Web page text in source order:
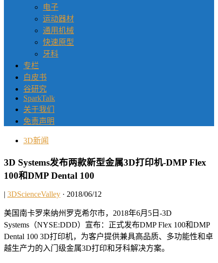
电子
运动器材
通用机械
快速原型
牙科
专栏
白皮书
谷研究
SparkTalk
关于我们
免责声明
3D新闻
3D Systems发布两款新型金属3D打印机-DMP Flex
100和DMP Dental 100
| 3DScienceValley · 2018/06/12
美国南卡罗来纳州罗克希尔市，2018年6月5日-3D
Systems（NYSE:DDD）宣布：正式发布DMP Flex 100和DMP
Dental 100 3D打印机，为客户提供兼具高品质、多功能性和卓
越生产力的入门级金属3D打印和牙科解决方案。